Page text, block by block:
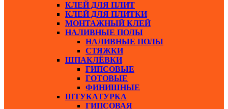
КЛЕЙ ДЛЯ ПЛИТ
КЛЕЙ ДЛЯ ПЛИТКИ
МОНТАЖНЫЙ КЛЕЙ
НАЛИВНЫЕ ПОЛЫ
НАЛИВНЫЕ ПОЛЫ
СТЯЖКИ
ШПАКЛЁВКИ
ГИПСОВЫЕ
ГОТОВЫЕ
ФИНИШНЫЕ
ШТУКАТУРКА
ГИПСОВАЯ